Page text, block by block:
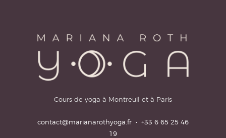
Cours de yoga à Montreuil et à Paris
contact@marianarothyoga.fr · +33 6 65 25 46
19